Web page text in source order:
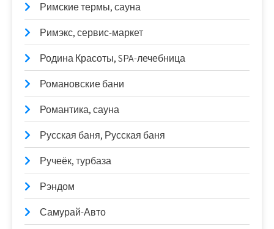
Римские термы, сауна
Римэкс, сервис-маркет
Родина Красоты, SPA-лечебница
Романовские бани
Романтика, сауна
Русская баня, Русская баня
Ручеёк, турбаза
Рэндом
Самурай-Авто